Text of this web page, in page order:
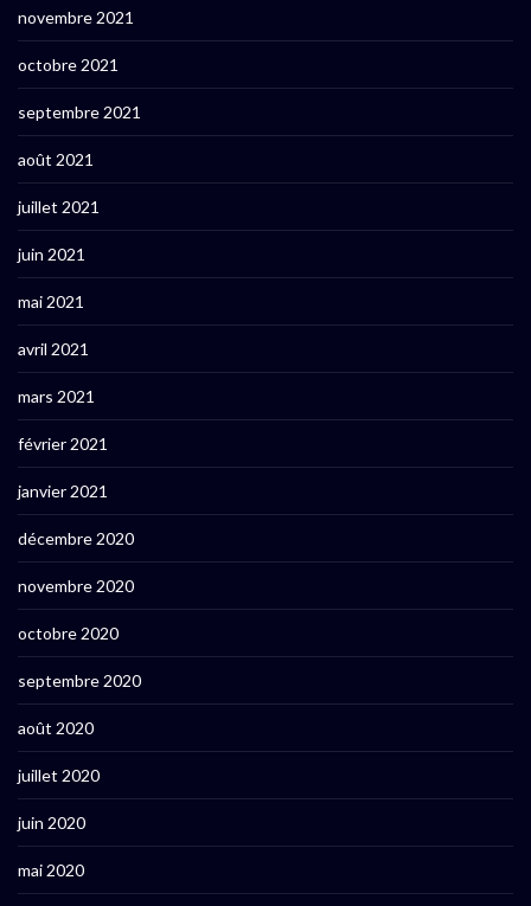
novembre 2021
octobre 2021
septembre 2021
août 2021
juillet 2021
juin 2021
mai 2021
avril 2021
mars 2021
février 2021
janvier 2021
décembre 2020
novembre 2020
octobre 2020
septembre 2020
août 2020
juillet 2020
juin 2020
mai 2020